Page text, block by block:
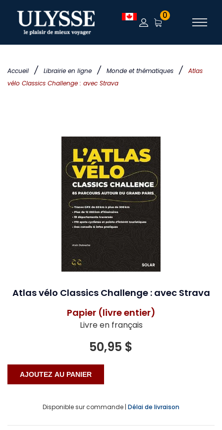
Accueil / Librairie en ligne / Monde et thématiques /
Atlas
vélo Classics Challenge : avec Strava
0
Atlas vélo Classics Challenge : avec Strava
Papier (livre entier)
Livre en français
50,95 $
Disponible sur commande | Délai de livraison